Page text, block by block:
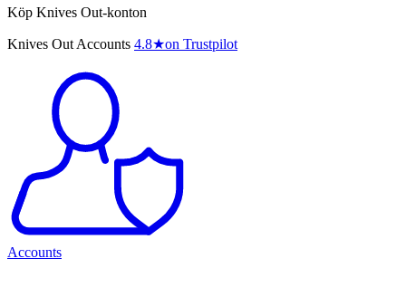
Köp Knives Out-konton
Knives Out Accounts 4.8★on Trustpilot
Accounts